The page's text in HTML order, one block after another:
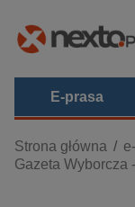
E-prasa
Kategorie
Zobacz wszystkie
Strona główna
Gazeta Wyborcza